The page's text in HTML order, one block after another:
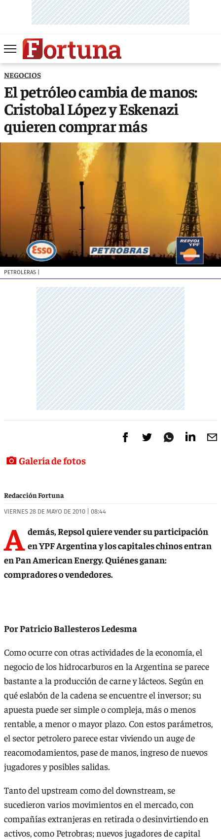
NEGOCIOS
El petróleo cambia de manos:
Cristobal López y Eskenazi
quieren comprar más
PETROLERAS
Galería de fotos
Redacción Fortuna
VIERNES 28 DE MAYO DE 2010 | 08:44
A demás, Repsol quiere vender su participación
en YPF Argentina y los capitales chinos entran
en Pan American Energy. Quiénes ganan:
compradores o vendedores.
Por Patricio Ballesteros Ledesma
Como ocurre con otras actividades de la economía, el
negocio de los hidrocarburos en la Argentina se parece
bastante a la producción de carne y lácteos. Según en
qué eslabón de la cadena se encuentre el inversor; su
apuesta puede ser simple o compleja, más o menos
rentable, a menor o mayor plazo. Con estos parámetros,
el sector petrolero parece estar viviendo un auge de
reacomodamientos, pase de manos, ingreso de nuevos
jugadores y posibles salidas.
Tanto del upstream como del downstream, se
sucedieron varios movimientos en el mercado, con
compañías extranjeras en retirada o desinvirtiendo en
activos, como Petrobras; nuevos jugadores de capital